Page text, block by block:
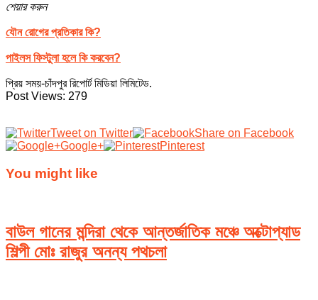
শেয়ার করুন
যৌন রোগের প্রতিকার কি?
পাইলস ফিস্টুলা হলে কি করবেন?
প্রিয় সময়-চাঁদপুর রিপোর্ট মিডিয়া লিমিটেড.
Post Views: 279
Tweet on Twitter
Share on Facebook
Google+
Pinterest
You might like
বাউল গানের মন্দিরা থেকে আন্তর্জাতিক মঞ্চে অক্টোপ্যাড
শিল্পী মোঃ রাজুর অনন্য পথচলা